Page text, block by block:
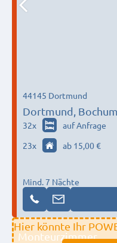
Dortmund,
Hagen.
44145 Dortmund
32x auf Anfrage
23x ab 15,00 €
Mind. 7 Nächte
Hier könnte Ihr
Monteurzimmer